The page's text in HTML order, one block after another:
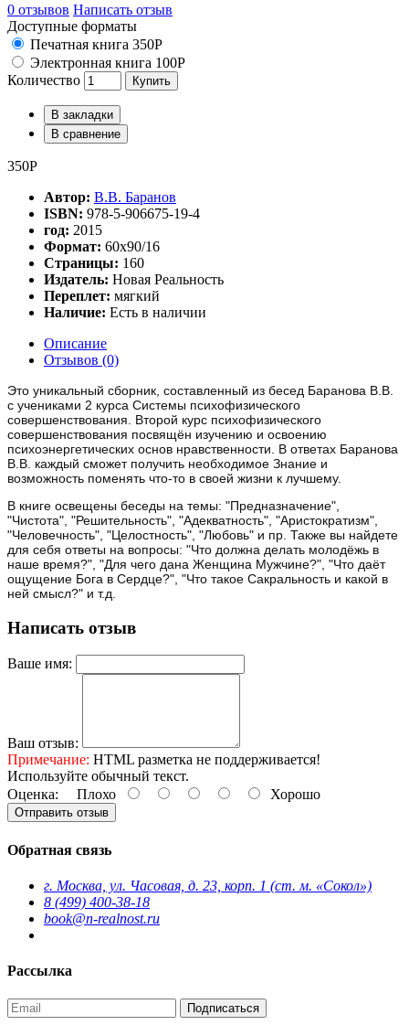
0 отзывов Написать отзыв
Доступные форматы
Печатная книга 350Р
Электронная книга 100Р
Количество
Купить
В закладки
В сравнение
350Р
Автор: В.В. Баранов
ISBN: 978-5-906675-19-4
год: 2015
Формат: 60x90/16
Страницы: 160
Издатель: Новая Реальность
Переплет: мягкий
Наличие: Есть в наличии
Описание
Отзывов (0)
Это уникальный сборник, составленный из бесед Баранова В.В.
с учениками 2 курса Системы психофизического
совершенствования. Второй курс психофизического
совершенствования посвящён изучению и освоению
психоэнергетических основ нравственности. В ответах Баранова
В.В. каждый сможет получить необходимое Знание и
возможность поменять что-то в своей жизни к лучшему.
В книге освещены беседы на темы: "Предназначение",
"Чистота", "Решительность", "Адекватность", "Аристократизм",
"Человечность", "Целостность", "Любовь" и пр. Также вы найдете
для себя ответы на вопросы: "Что должна делать молодёжь в
наше время?", "Для чего дана Женщина Мужчине?", "Что даёт
ощущение Бога в Сердце?", "Что такое Сакральность и какой в
ней смысл?" и т.д.
Написать отзыв
Ваше имя:
Ваш отзыв:
Примечание: HTML разметка не поддерживается!
Используйте обычный текст.
Оценка: Плохо Хорошо
Отправить отзыв
Обратная связь
г. Москва, ул. Часовая, д. 23, корп. 1 (ст. м. «Сокол»)
8 (499) 400-38-18
book@n-realnost.ru
Рассылка
Подписаться